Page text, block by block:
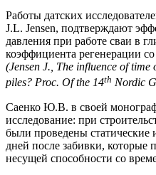
Работы датских
J.L. Jensen, подтверждают
давления при работе сваи в
коэффициента регенерации
(Jensen J., The influence of
piles? Proc. Of the 14th Nordic
Саенко Ю.В. в своей
исследование: при
были проведены
дней после забивки, которые
несущей способности со